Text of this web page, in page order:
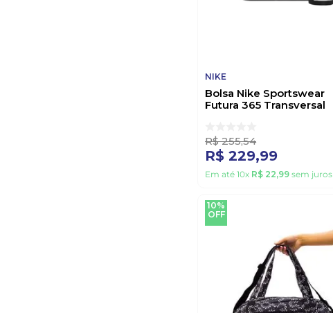
NIKE
Bolsa Nike Sportswear
Futura 365 Transversal
R$ 255,54
R$ 229,99
Em até10x R$ 22,99 sem juros
10%
OFF